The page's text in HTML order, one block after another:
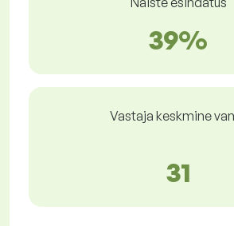
39%
Vastaja keskmine
31